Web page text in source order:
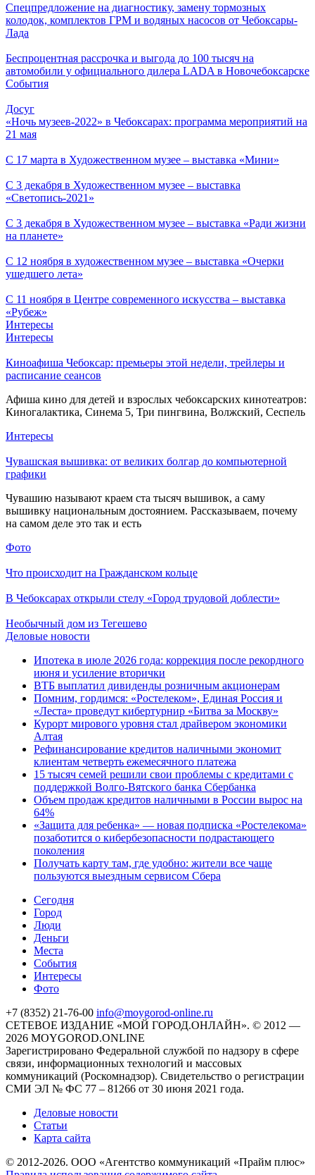
Спецпредложение на диагностику, замену тормозных
колодок, комплектов ГРМ и водяных насосов от Чебоксары-
Лада
Беспроцентная рассрочка и выгода до 100 тысяч на
автомобили у официального дилера LADA в Новочебоксарске
События
Досуг
«Ночь музеев-2022» в Чебоксарах: программа мероприятий на
21 мая
С 17 марта в Художественном музее – выставка «Мини»
С 3 декабря в Художественном музее – выставка
«Светопись-2021»
С 3 декабря в Художественном музее – выставка «Ради жизни
на планете»
С 12 ноября в художественном музее – выставка «Очерки
ушедшего лета»
С 11 ноября в Центре современного искусства – выставка
«Рубеж»
Интересы
Интересы
Киноафиша Чебоксар: премьеры этой недели, трейлеры и
расписание сеансов
Афиша кино для детей и взрослых чебоксарских кинотеатров:
Киногалактика, Синема 5, Три пингвина, Волжский, Сеспель
Интересы
Чувашская вышивка: от великих болгар до компьютерной
графики
Чувашию называют краем ста тысяч вышивок, а саму
вышивку национальным достоянием. Рассказываем, почему
на самом деле это так и есть
Фото
Что происходит на Гражданском кольце
В Чебоксарах открыли стелу «Город трудовой доблести»
Необычный дом из Тегешево
Деловые новости
Ипотека в июле 2026 года: коррекция после рекордного
июня и усиление вторички
ВТБ выплатил дивиденды розничным акционерам
Помним, гордимся: «Ростелеком», Единая Россия и
«Леста» проведут кибертурнир «Битва за Москву»
Курорт мирового уровня стал драйвером экономики
Алтая
Рефинансирование кредитов наличными экономит
клиентам четверть ежемесячного платежа
15 тысяч семей решили свои проблемы с кредитами с
поддержкой Волго-Вятского банка Сбербанка
Объем продаж кредитов наличными в России вырос на
64%
«Защита для ребенка» — новая подписка «Ростелекома»
позаботится о кибербезопасности подрастающего
поколения
Получать карту там, где удобно: жители все чаще
пользуются выездным сервисом Сбера
Cегодня
Город
Люди
Деньги
Места
События
Интересы
Фото
+7 (8352) 21-76-00 info@moygorod-online.ru
СЕТЕВОЕ ИЗДАНИЕ «МОЙ ГОРОД.ОНЛАЙН». © 2012 —
2026 MOYGOROD.ONLINE
Зарегистрировано Федеральной службой по надзору в сфере
связи, информационных технологий и массовых
коммуникаций (Роскомнадзор). Свидетельство о регистрации
СМИ ЭЛ № ФС 77 – 81266 от 30 июня 2021 года.
Деловые новости
Статьи
Карта сайта
© 2012-2026. ООО «Агентство коммуникаций «Прайм плюс»